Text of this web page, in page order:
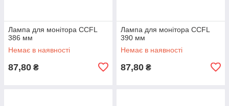
Лампа для монітора CCFL
386 мм
Немає в наявності
87,80 ₴
Лампа для монітора CCFL
390 мм
Немає в наявності
87,80 ₴